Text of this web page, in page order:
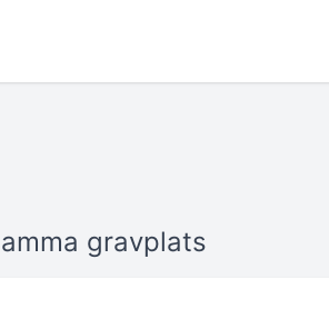
gravplats